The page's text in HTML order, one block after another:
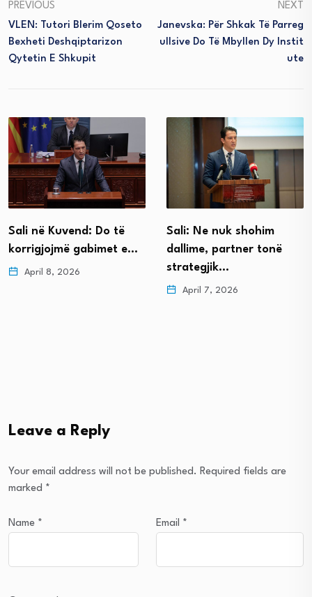
PREVIOUS
VLEN: Tutori Blerim Qoseto
Bexheti Deshqiptarizon
Qytetin E Shkupit
NEXT
Janevska: Për Shkak Të Parreg
Ullsive Do Të Mbyllen Dy Instit
Ute
Sali në Kuvend: Do të
korrigjojmë gabimet e…
April 8, 2026
Sali: Ne nuk shohim
dallime, partner tonë
strategjik…
April 7, 2026
Leave a Reply
Your email address will not be published. Required fields are
marked *
Name * Email *